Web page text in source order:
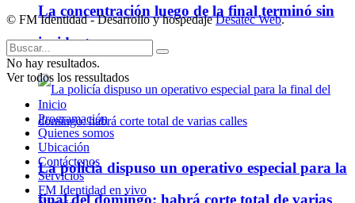
La concentración luego de la final terminó sin
incidentes
La policía dispuso un operativo especial para la
final del domingo: habrá corte total de varias
© FM Identidad - Desarrollo y hospedajeDesatec Web.
No hay resultados.
Ver todos los ressultados
Inicio
Programación
Quienes somos
Ubicación
Contáctenos
Servicios
FM Identidad en vivo